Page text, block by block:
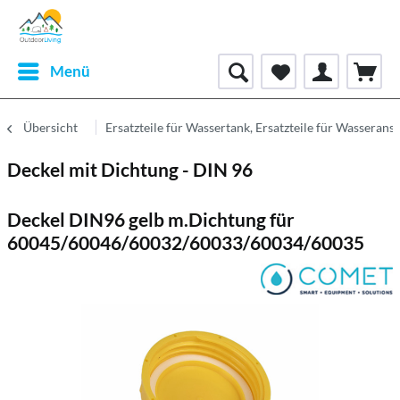
Menü
Übersicht Ersatzteile für Wassertank, Ersatzteile für
Deckel mit Dichtung - DIN 96
Deckel DIN96 gelb m.Dichtung für
60045/60046/60032/60033/60034/60035